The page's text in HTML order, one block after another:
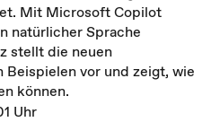
Mit Microsoft Copilot
natürlicher Sprache
stellt die neuen
vor und zeigt, wie
können.
Uhr